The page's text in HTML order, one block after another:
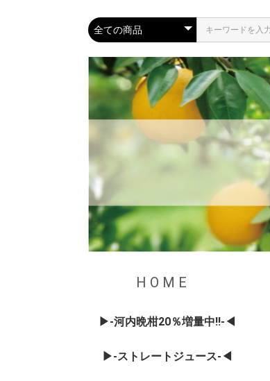
H O M E
▶-河内晩柑20％増量中‼-◀
▶-ストレートジュース-◀